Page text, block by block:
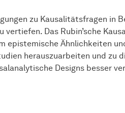
zu Kausalitätsfragen in
Das Rubin’sche
epistemische Ähnlichkeiten
herauszuarbeiten und zu
Designs besser